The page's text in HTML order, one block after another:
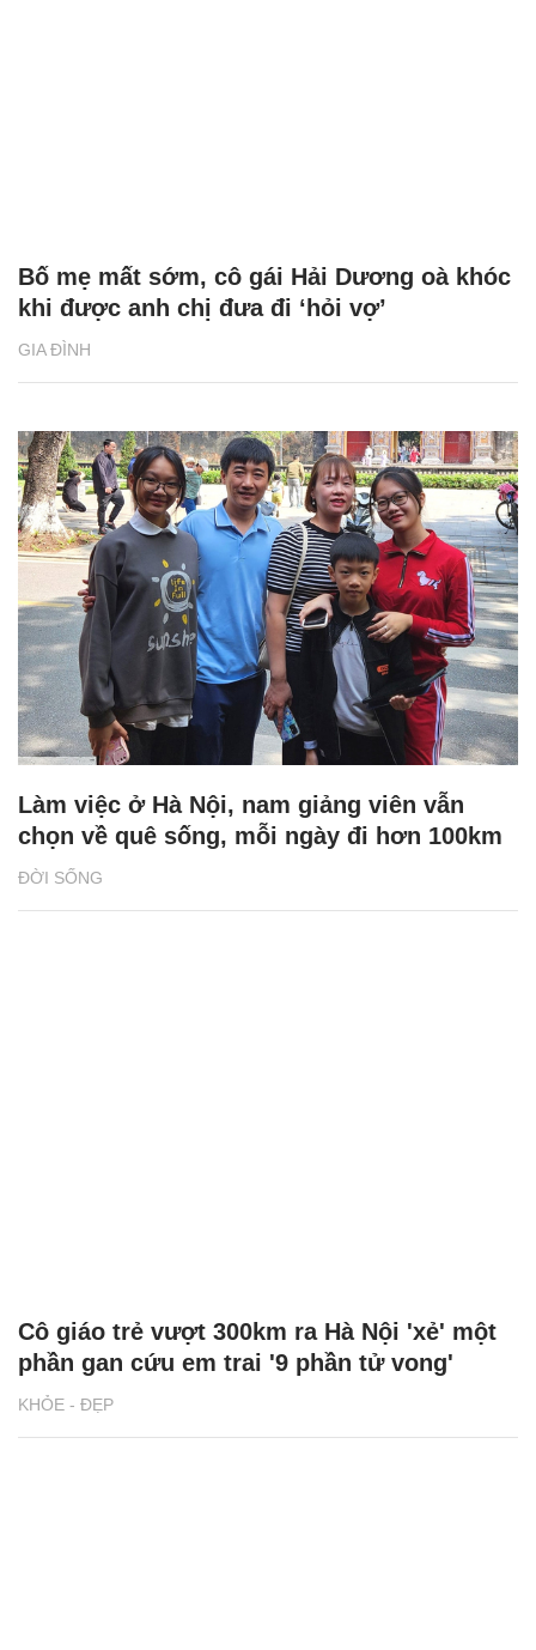
GIA ĐÌNH
Bố mẹ mất sớm, cô gái Hải Dương oà khóc
khi được anh chị đưa đi ‘hỏi vợ’
ĐỜI SỐNG
Làm việc ở Hà Nội, nam giảng viên vẫn
chọn về quê sống, mỗi ngày đi hơn 100km
KHỎE - ĐẸP
Cô giáo trẻ vượt 300km ra Hà Nội 'xẻ' một
phần gan cứu em trai '9 phần tử vong'